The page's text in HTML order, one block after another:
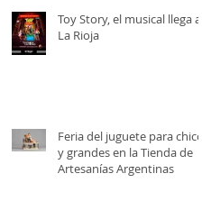
Toy Story, el musical llega a
La Rioja
Feria del juguete para chicos
y grandes en la Tienda de
Artesanías Argentinas